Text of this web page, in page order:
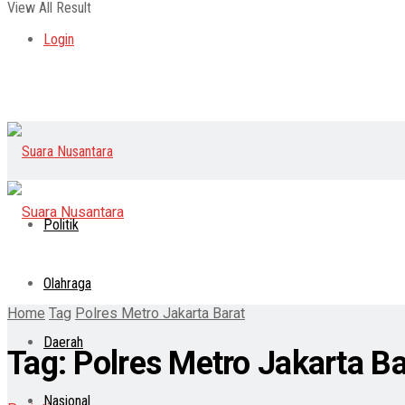
View All Result
Login
Politik
Olahraga
Daerah
Nasional
Home Tag Polres Metro Jakarta Barat
Tag: Polres Metro Jakarta